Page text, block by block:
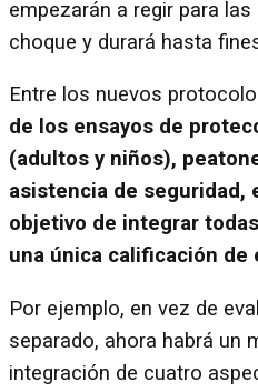
empezarán a regir para
choque y durará hasta
Entre los nuevos
de los ensayos de
(adultos y niños),
asistencia de seguridad,
objetivo de integrar
una única calificación de
Por ejemplo, en vez de
separado, ahora habrá un
integración de cuatro